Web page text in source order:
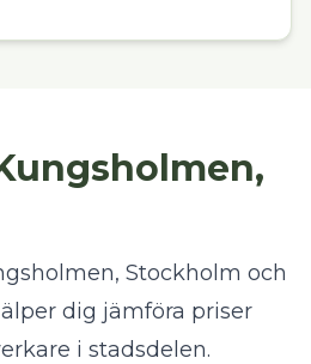
Stockholm och
dig jämföra priser
i stadsdelen.